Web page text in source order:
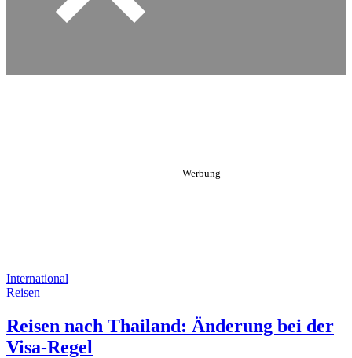
International
Reisen
Reisen nach Thailand: Änderung bei der
Visa-Regel